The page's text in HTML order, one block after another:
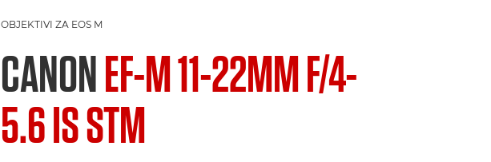
OBJEKTIVI ZA EOS M
CANONEF-M 11-22MM F/4-
5.6 IS STM